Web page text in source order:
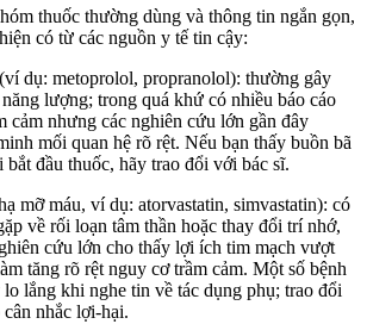
thuốc thường dùng và thông tin ngắn gọn,
có từ các nguồn y tế tin cậy:
dụ: metoprolol, propranolol): thường gây
lượng; trong quá khứ có nhiều báo cáo
cảm nhưng các nghiên cứu lớn gần đây
mối quan hệ rõ rệt. Nếu bạn thấy buồn bã
bắt đầu thuốc, hãy trao đổi với bác sĩ.
mỡ máu, ví dụ: atorvastatin, simvastatin): có
về rối loạn tâm thần hoặc thay đổi trí nhớ,
cứu lớn cho thấy lợi ích tim mạch vượt
tăng rõ rệt nguy cơ trầm cảm. Một số bệnh
lo lắng khi nghe tin về tác dụng phụ; trao đổi
nhắc lợi-hại.